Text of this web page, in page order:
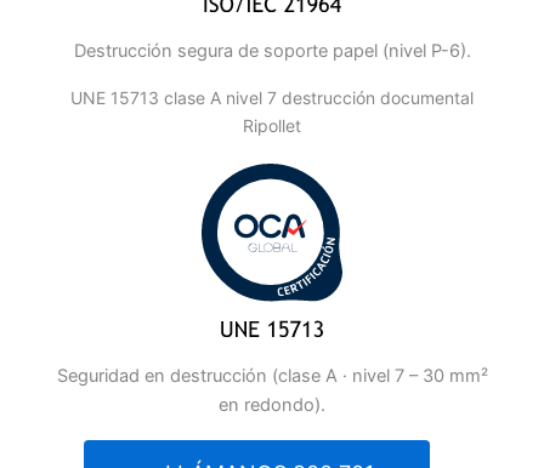
Destrucción segura de soporte papel (nivel P-6).
UNE 15713 clase A nivel 7 destrucción documental
Ripollet
Seguridad en destrucción (clase A · nivel 7 – 30 mm²
en redondo).